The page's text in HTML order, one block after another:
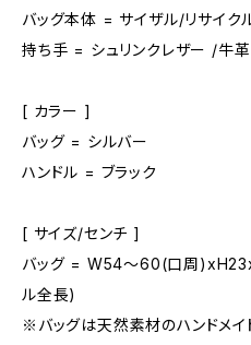
バッグ本体 = サイザル/リサイク
持ち手 = シュリンクレザー /牛革
[ カラー ]
バッグ = シルバー
ハンドル = ブラック
[ サイズ/センチ ]
バッグ = W54～60(口周
ル全長)
※バッグは天然素材のハンドメイ